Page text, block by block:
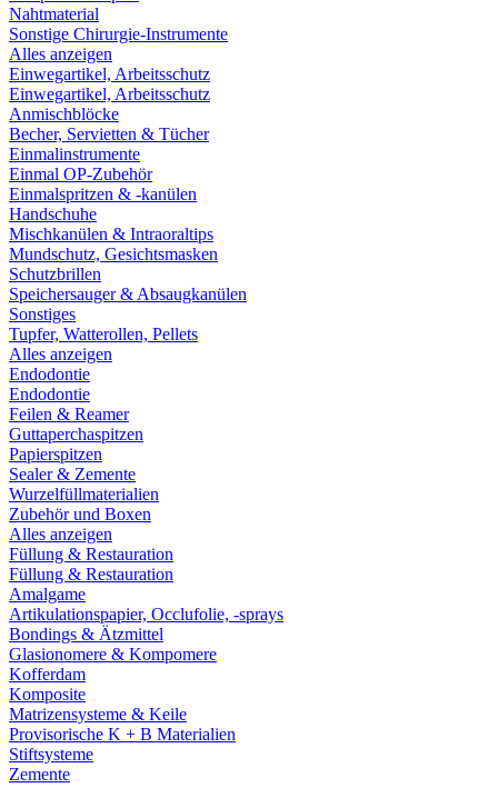
Nahtmaterial
Sonstige Chirurgie-Instrumente
Alles anzeigen
Einwegartikel, Arbeitsschutz
Einwegartikel, Arbeitsschutz
Anmischblöcke
Becher, Servietten & Tücher
Einmalinstrumente
Einmal OP-Zubehör
Einmalspritzen & -kanülen
Handschuhe
Mischkanülen & Intraoraltips
Mundschutz, Gesichtsmasken
Schutzbrillen
Speichersauger & Absaugkanülen
Sonstiges
Tupfer, Watterollen, Pellets
Alles anzeigen
Endodontie
Endodontie
Feilen & Reamer
Guttaperchaspitzen
Papierspitzen
Sealer & Zemente
Wurzelfüllmaterialien
Zubehör und Boxen
Alles anzeigen
Füllung & Restauration
Füllung & Restauration
Amalgame
Artikulationspapier, Occlufolie, -sprays
Bondings & Ätzmittel
Glasionomere & Kompomere
Kofferdam
Komposite
Matrizensysteme & Keile
Provisorische K + B Materialien
Stiftsysteme
Zemente